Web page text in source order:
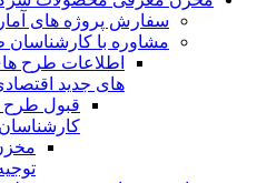
سفارش پروژه های
مشاوره با
اطلاعات طرح
های جدید
قبول طرح